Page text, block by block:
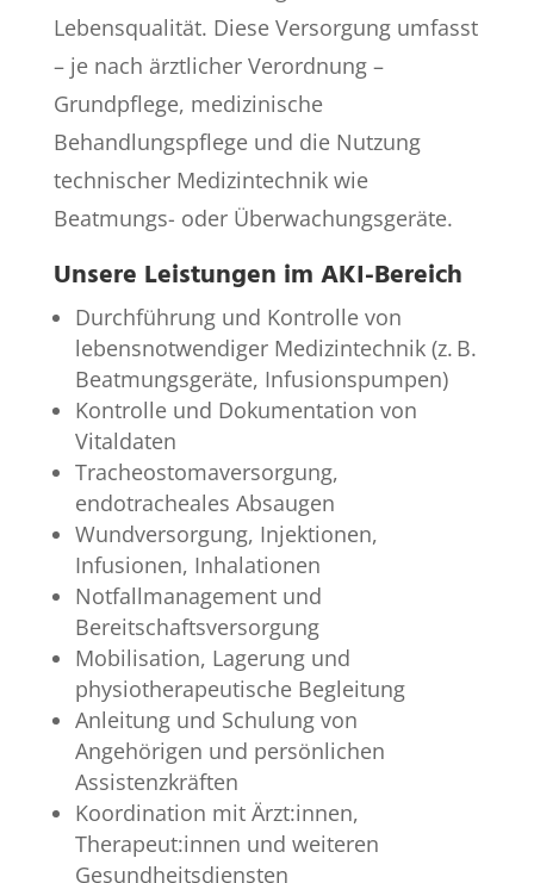
Lebensqualität. Diese Versorgung umfasst
– je nach ärztlicher Verordnung –
Grundpflege, medizinische
Behandlungspflege und die Nutzung
technischer Medizintechnik wie
Beatmungs- oder Überwachungsgeräte.
Unsere Leistungen im AKI-Bereich
Durchführung und Kontrolle von
lebensnotwendiger Medizintechnik (z. B.
Beatmungsgeräte, Infusionspumpen)
Kontrolle und Dokumentation von
Vitaldaten
Tracheostomaversorgung,
endotracheales Absaugen
Wundversorgung, Injektionen,
Infusionen, Inhalationen
Notfallmanagement und
Bereitschaftsversorgung
Mobilisation, Lagerung und
physiotherapeutische Begleitung
Anleitung und Schulung von
Angehörigen und persönlichen
Assistenzkräften
Koordination mit Ärzt:innen,
Therapeut:innen und weiteren
Gesundheitsdiensten